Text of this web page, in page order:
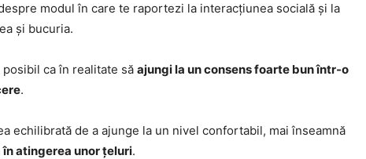
modul în care te raportezi la interacțiunea socială și la
și bucuria.
ca în realitate să ajungi la un consens foarte bun într-o
.
echilibrată de a ajunge la un nivel confortabil, mai înseamnă
atingerea unor țeluri.